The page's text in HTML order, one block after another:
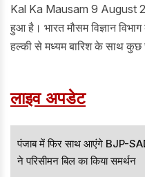
Kal Ka Mausam 9 August
हुआ है। भारत मौसम विज्ञान
हल्की से मध्यम बारिश के साथ कुछ
लाइव अपडेट
पंजाब में फिर साथ आएंगे BJP-
ने परिसीमन बिल का किया समर्थन